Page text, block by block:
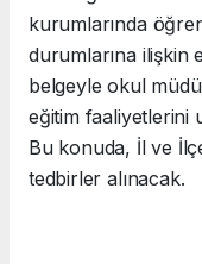
kurumlarında
durumlarına ilişkin
belgeyle okul
eğitim faaliyetlerini
Bu konuda, İl ve
tedbirler alınacak.